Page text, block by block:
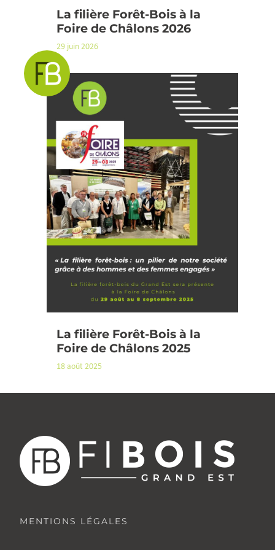
La filière Forêt-Bois à la
Foire de Châlons 2026
29 juin 2026
La filière Forêt-Bois à la
Foire de Châlons 2025
18 août 2025
MENTIONS LÉGALES